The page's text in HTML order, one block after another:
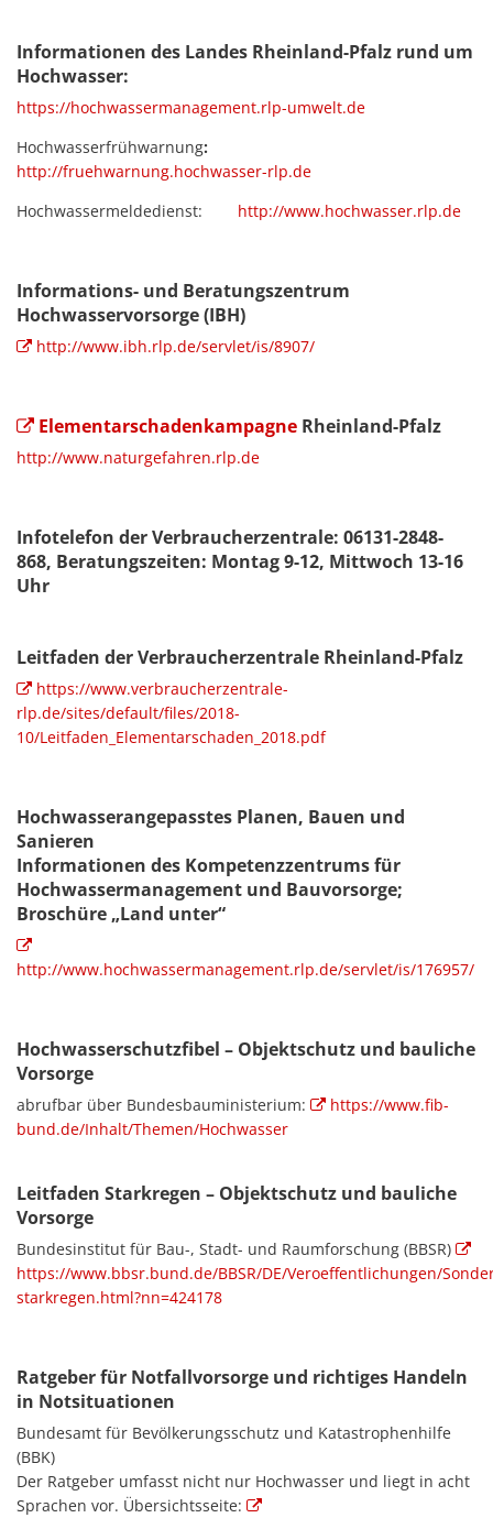
Informationen des Landes Rheinland-Pfalz rund um
Hochwasser:
https://hochwassermanagement.rlp-umwelt.de
Hochwasserfrühwarnung:
http://fruehwarnung.hochwasser-rlp.de
Hochwassermeldedienst:
http://www.hochwasser.rlp.de
Informations- und Beratungszentrum
Hochwasservorsorge (IBH)
http://www.ibh.rlp.de/servlet/is/8907/
Elementarschadenkampagne Rheinland-Pfalz
http://www.naturgefahren.rlp.de
Infotelefon der Verbraucherzentrale: 06131-2848-
868, Beratungszeiten: Montag 9-12, Mittwoch 13-16
Uhr
Leitfaden der Verbraucherzentrale Rheinland-Pfalz
https://www.verbraucherzentrale-
rlp.de/sites/default/files/2018-
10/Leitfaden_Elementarschaden_2018.pdf
Hochwasserangepasstes Planen, Bauen und
Sanieren
Informationen des Kompetenzzentrums für
Hochwassermanagement und Bauvorsorge;
Broschüre „Land unter“
http://www.hochwassermanagement.rlp.de/servlet/is/176957/
Hochwasserschutzfibel – Objektschutz und bauliche
Vorsorge
abrufbar über Bundesbauministerium:
https://www.fib-
bund.de/Inhalt/Themen/Hochwasser
Leitfaden Starkregen – Objektschutz und bauliche
Vorsorge
Bundesinstitut für Bau-, Stadt- und Raumforschung (BBSR)
https://www.bbsr.bund.de/BBSR/DE/Veroeffentlichungen/
starkregen.html?nn=424178
Ratgeber für Notfallvorsorge und richtiges Handeln
in Notsituationen
Bundesamt für Bevölkerungsschutz und Katastrophenhilfe
(BBK)
Der Ratgeber umfasst nicht nur Hochwasser und liegt in acht
Sprachen vor. Übersichtsseite: